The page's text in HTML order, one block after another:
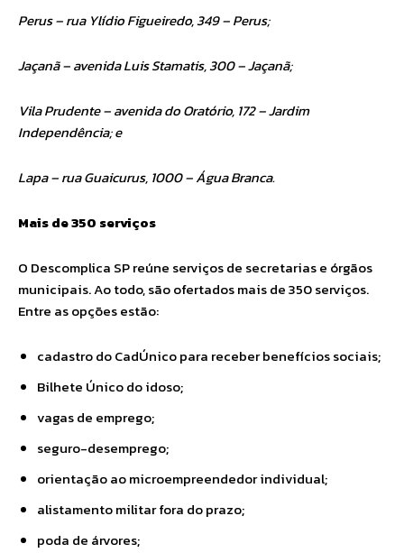
Perus – rua Ylídio Figueiredo, 349 – Perus;
Jaçanã – avenida Luis Stamatis, 300 – Jaçanã;
Vila Prudente – avenida do Oratório, 172 – Jardim
Independência; e
Lapa – rua Guaicurus, 1000 – Água Branca.
Mais de 350 serviços
O Descomplica SP reúne serviços de secretarias e órgãos
municipais. Ao todo, são ofertados mais de 350 serviços.
Entre as opções estão:
cadastro do CadÚnico para receber benefícios sociais;
Bilhete Único do idoso;
vagas de emprego;
seguro-desemprego;
orientação ao microempreendedor individual;
alistamento militar fora do prazo;
poda de árvores;